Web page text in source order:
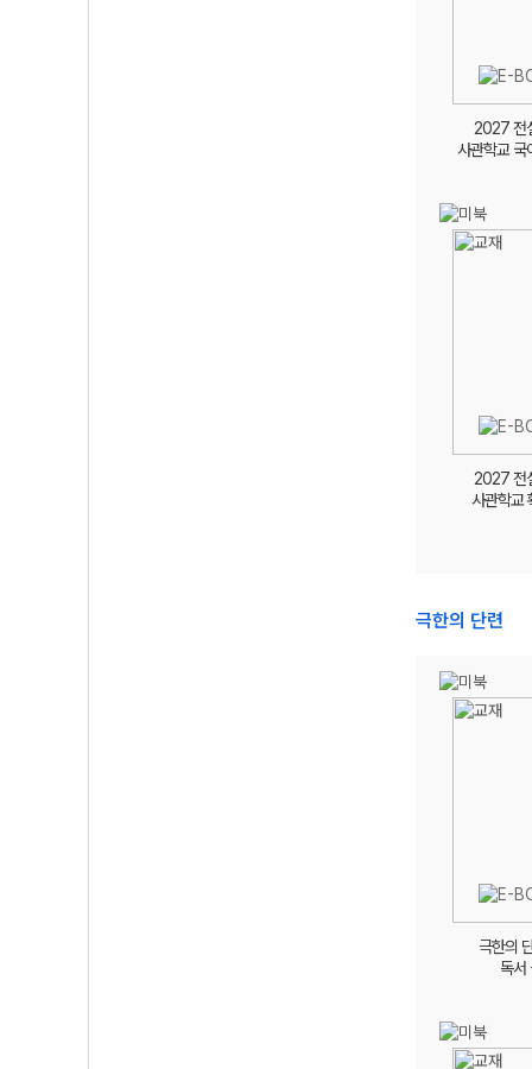
2027 전
사관학교 국
2027 전
사관학교
극한의 단련
극한의
독서